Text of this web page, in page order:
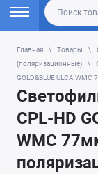
Главная Товары
(поляризационные)
GOLD&BLUE ULCA
CPL-HD
WMC